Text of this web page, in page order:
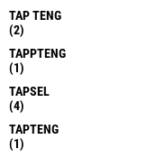
TAP TENG
(2)
TAPPTENG
(1)
TAPSEL
(4)
TAPTENG
(1)